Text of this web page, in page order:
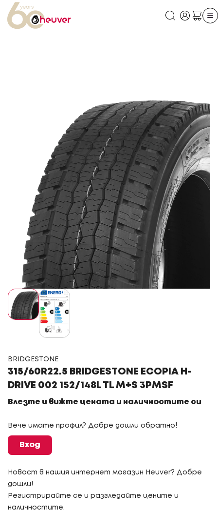
BRIDGESTONE
315/60R22.5 BRIDGESTONE ECOPIA H-
DRIVE 002 152/148L TL M+S 3PMSF
Влезте и вижте цената и наличностите си
Вече имате профил? Добре дошли обратно!
Вход
Новост в нашия интернет магазин Heuver? Добре
дошли!
Регистрирайте се и разгледайте цените и
наличностите.